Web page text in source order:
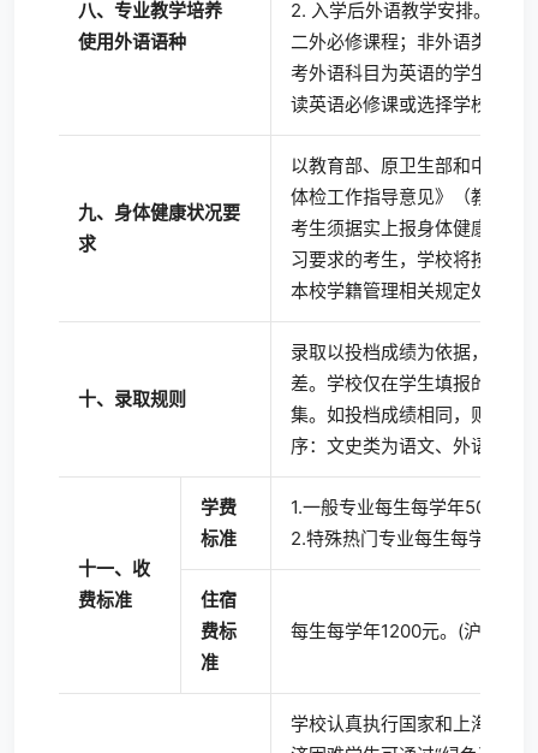
八、专业教学培养
使用外语语种
2. 入学后外语教学安排。外语
二外必修课程；非外语类专业
考外语科目为英语的学生必修
读英语必修课或选择学校开设
九、身体健康状况要
求
以教育部、原卫生部和中国残
体检工作指导意见》（教学〔
考生须据实上报身体健康状况
习要求的考生，学校将按照教
本校学籍管理相关规定处理。
十、录取规则
录取以投档成绩为依据，从高
差。学校仅在学生填报的专业
集。如投档成绩相同，则参考
序：文史类为语文、外语、数
十一、收
费标准
学费
标准
1.一般专业每生每学年5000元
2.特殊热门专业每生每学年
住宿
费标
准
每生每学年1200元。(沪教委
学校认真执行国家和上海市学